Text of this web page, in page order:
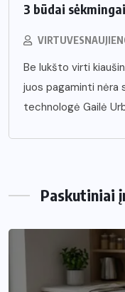
3 būdai
Be lukšto virti
juos pagaminti nėra
technologė Gailė
Paskutiniai